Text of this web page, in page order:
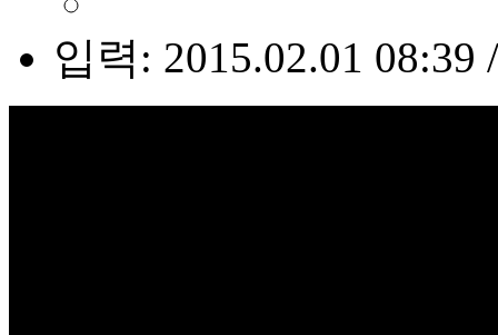
입력: 2015.02.01 08:39